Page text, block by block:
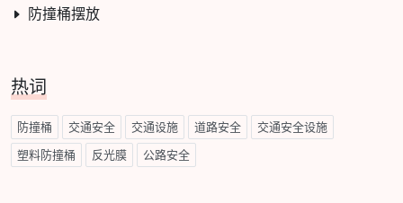
防撞桶摆放
热词
防撞桶 交通安全 交通设施 道路安全 交通安全设施
塑料防撞桶 反光膜 公路安全